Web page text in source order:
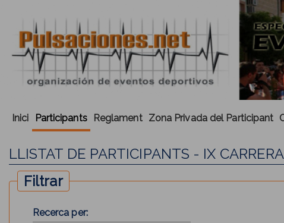
Inici Participants Reglament Zona Privada del Participant
LLISTAT DE PARTICIPANTS - IX
Filtrar
Recerca per: